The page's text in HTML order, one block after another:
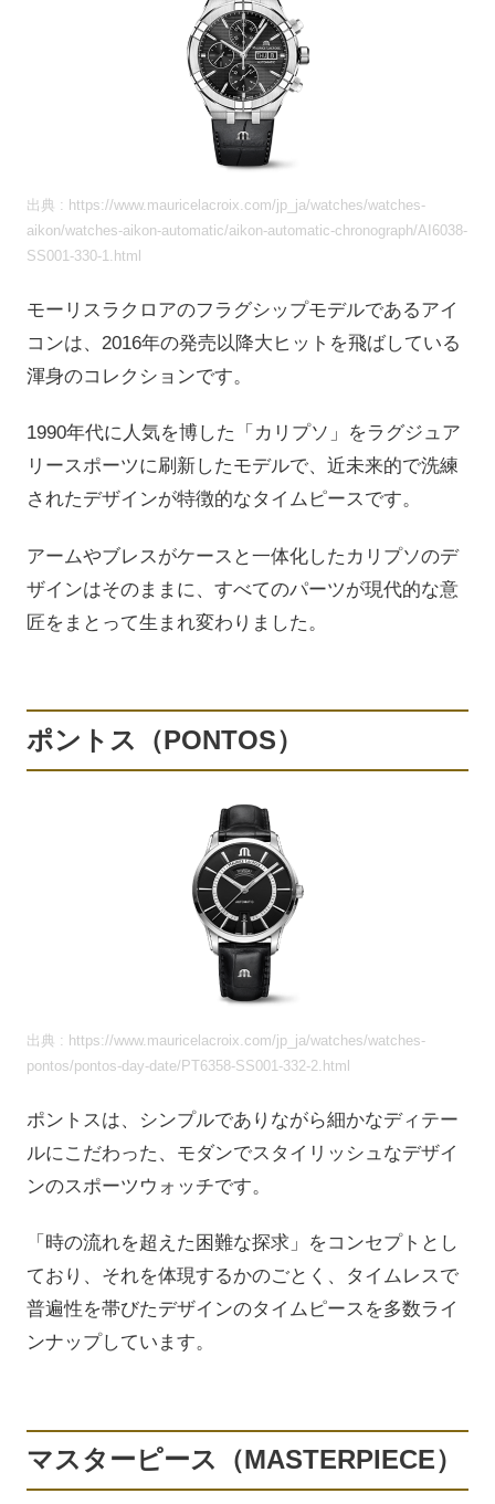
出典 : https://www.mauricelacroix.com/jp_ja/watches/watches-
aikon/watches-aikon-automatic/aikon-automatic-chronograph/AI6038-
SS001-330-1.html
モーリスラクロアのフラグシップモデルであるアイ
コンは、2016年の発売以降大ヒットを飛ばしている
渾身のコレクションです。
1990年代に人気を博した「カリプソ」をラグジュア
リースポーツに刷新したモデルで、近未来的で洗練
されたデザインが特徴的なタイムピースです。
アームやブレスがケースと一体化したカリプソのデ
ザインはそのままに、すべてのパーツが現代的な意
匠をまとって生まれ変わりました。
ポントス（PONTOS）
出典 : https://www.mauricelacroix.com/jp_ja/watches/watches-
pontos/pontos-day-date/PT6358-SS001-332-2.html
ポントスは、シンプルでありながら細かなディテー
ルにこだわった、モダンでスタイリッシュなデザイ
ンのスポーツウォッチです。
「時の流れを超えた困難な探求」をコンセプトとし
ており、それを体現するかのごとく、タイムレスで
普遍性を帯びたデザインのタイムピースを多数ライ
ンナップしています。
マスターピース（MASTERPIECE）